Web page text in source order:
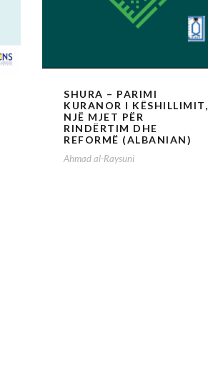
SHURA – PARIMI
KURANOR I KËSHILLIMIT,
NJË MJET PËR
RINDËRTIM DHE
REFORMË (ALBANIAN)
Ahmad al-Raysuni